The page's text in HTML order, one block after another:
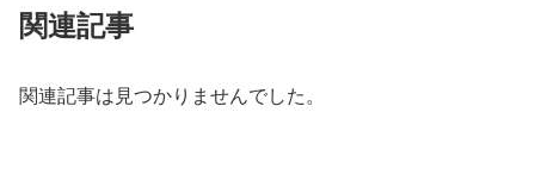
関連記事
関連記事は見つかりませんでした。